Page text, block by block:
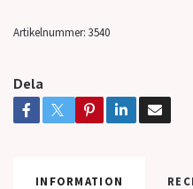
Artikelnummer: 3540
Dela
INFORMATION